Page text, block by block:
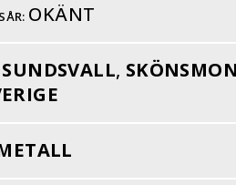
OKÄNT
SUNDSVALL, SKÖNSMON